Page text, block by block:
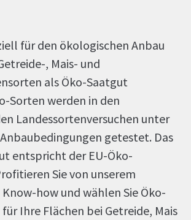
für den ökologischen Anbau
, Mais- und
als Öko-Saatgut
Sorten werden in den
Landessortenversuchen unter
getestet. Das
entspricht der EU-Öko-
Sie von unserem
how und wählen Sie Öko-
Ihre Flächen bei Getreide, Mais